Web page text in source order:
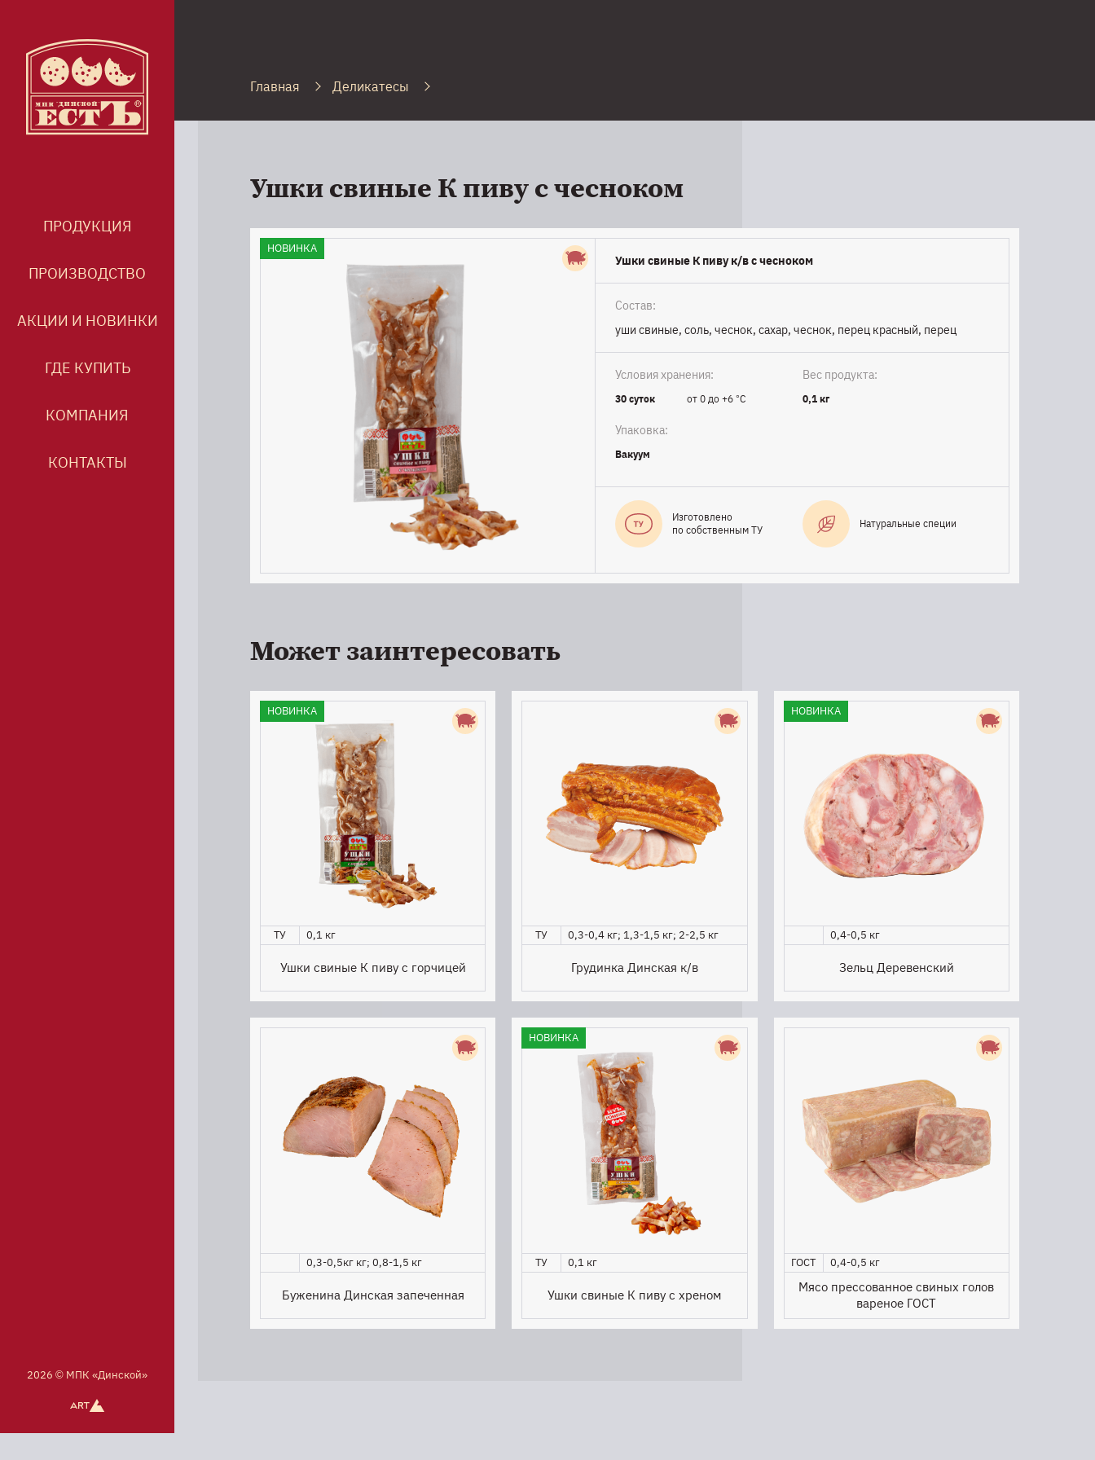
ПРОДУКЦИЯ
ПРОИЗВОДСТВО
АКЦИИ И НОВИНКИ
ГДЕ КУПИТЬ
КОМПАНИЯ
КОНТАКТЫ
Главная Деликатесы
Ушки свиные К пиву с чесноком
НОВИНКА
Ушки свиные К пиву к/в с чесноком
Состав:
уши свиные, соль, чеснок, сахар, чеснок, перец красный, перец
Условия хранения:
30 суток от 0 до +6 °C
Вес продукта:
0,1 кг
Упаковка:
Вакуум
Изготовлено
по собственным ТУ
Натуральные специи
Может заинтересовать
НОВИНКА
ТУ 0,1 кг
Ушки свиные К пиву с горчицей
ТУ 0,3-0,4 кг; 1,3-1,5 кг; 2-2,5 кг
Грудинка Динская к/в
НОВИНКА
0,4-0,5 кг
Зельц Деревенский
0,3-0,5кг кг; 0,8-1,5 кг
Буженина Динская запеченная
НОВИНКА
ТУ 0,1 кг
Ушки свиные К пиву с хреном
ГОСТ 0,4-0,5 кг
Мясо прессованное свиных голов
вареное ГОСТ
2026 © МПК «Динской»